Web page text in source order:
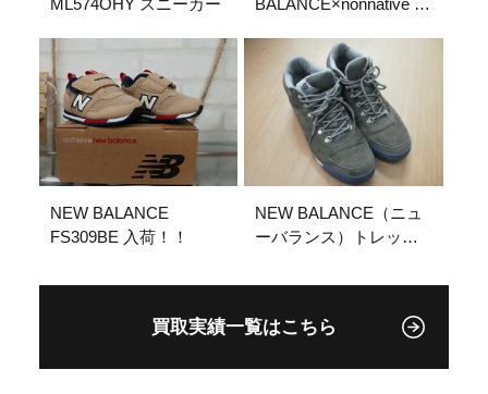
NEW BALANCE
FS309BE 入荷！！
NEW BALANCE（ニュ
ーバランス）トレッキ
H710JC9 J.CREW別
原市 古着ブランド買
買取実績一覧はこちら